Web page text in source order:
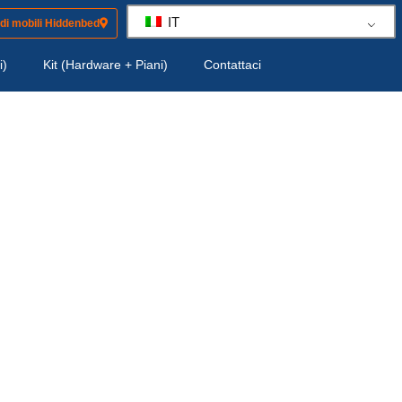
mobili Hiddenbed IT
Kit (Hardware + Piani) Contattaci